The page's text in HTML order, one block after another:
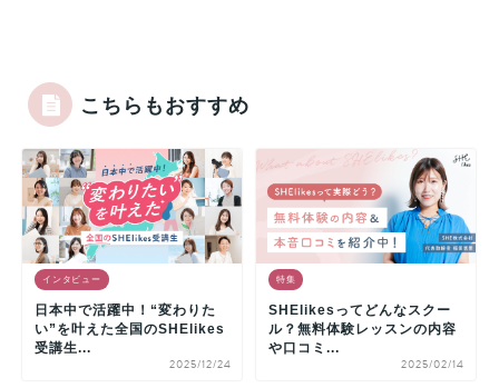
こちらもおすすめ
インタビュー
日本中で活躍中！“変わりた
い”を叶えた全国のSHElikes
受講生...
2025/12/24
特集
SHElikesってどんなスクー
ル？無料体験レッスンの内容
や口コミ...
2025/02/14